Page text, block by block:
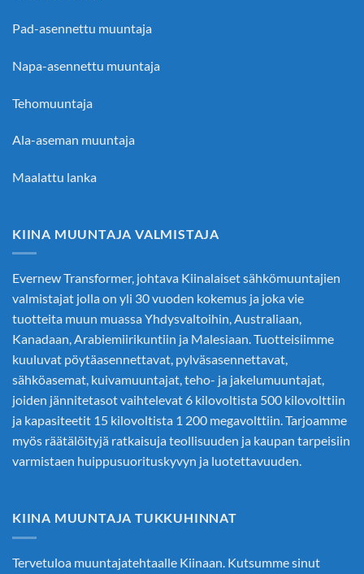
Pad-asennettu muuntaja
Napa-asennettu muuntaja
Tehomuuntaja
Ala-aseman muuntaja
Maalattu lanka
KIINA MUUNTAJA VALMISTAJA
Evernew Transformer, johtava Kiinalaiset sähkömuuntajien
valmistajat jolla on yli 30 vuoden kokemus ja joka vie
tuotteita muun muassa Yhdysvaltoihin, Australiaan,
Kanadaan, Arabiemiirikuntiin ja Malesiaan. Tuotteisiimme
kuuluvat pöytäasennettavat, pylväsasennettavat,
sähköasemat, kuivamuuntajat, teho- ja jakelumuuntajat,
joiden jännitetasot vaihtelevat 6 kilovoltista 500 kilovolttiin
ja kapasiteetit 15 kilovoltista 1 200 megavolttiin. Tarjoamme
myös räätälöityjä ratkaisuja teollisuuden ja kaupan tarpeisiin
varmistaen huippusuorituskyvyn ja luotettavuuden.
KIINA MUUNTAJA TUKKUHINNAT
Tervetuloa muuntajatehtaalle Kiinaan. Kutsumme sinut